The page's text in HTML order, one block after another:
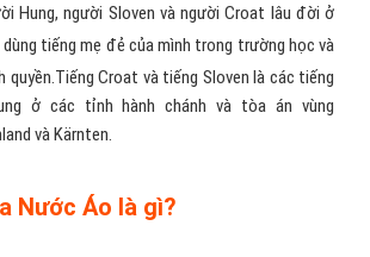
Hung, người Sloven và người Croat lâu đời ở
tiếng mẹ đẻ của mình trong trường học và
quyền.Tiếng Croat và tiếng Sloven là các tiếng
ở các tỉnh hành chánh và tòa án vùng
và Kärnten.
Nước Áo là gì?